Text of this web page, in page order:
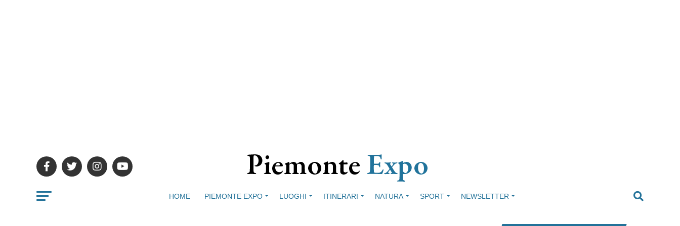
HOME PIEMONTE EXPO LUOGHI ITINERARI NATURA SPORT NEWSLETTER